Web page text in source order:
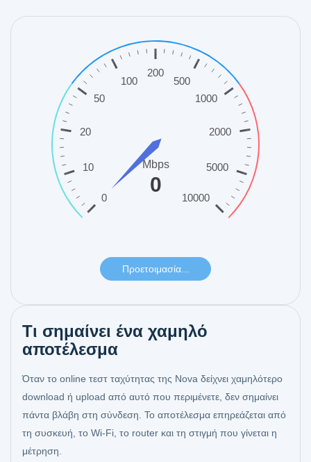
Τι σημαίνει ένα χαμηλό
αποτέλεσμα
Όταν το online τεστ ταχύτητας της Nova δείχνει χαμηλότερο
download ή upload από αυτό που περιμένετε, δεν σημαίνει
πάντα βλάβη στη σύνδεση. Το αποτέλεσμα επηρεάζεται από
τη συσκευή, το Wi‑Fi, το router και τη στιγμή που γίνεται η
μέτρηση.